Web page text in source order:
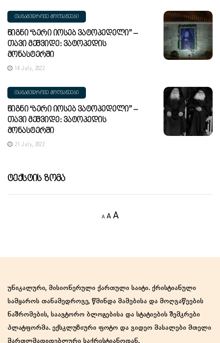
ᲗᲐᲜᲐᲛᲔᲓᲠᲝᲕᲔ ᲛᲝᲦᲕᲐᲬᲔᲔᲑᲘ
Წიგნი “ბერი Იოსებ Ვატოპედელი” –
Თავი Მეშვიდე: Ვატოპედის
Მონასტერში
14 July, 2022
ᲗᲐᲜᲐᲛᲔᲓᲠᲝᲕᲔ ᲛᲝᲦᲕᲐᲬᲔᲔᲑᲘ
Წიგნი “ბერი Იოსებ Ვატოპედელი” –
Თავი Მეშვიდე: Ვატოპედის
Მონასტერში
21 July, 2022
Ტექსტის Ზომა
A
Decrease
A Reset
AIncrease
უნიკალური, მისიონერული ქართული საიტი. ქრისტიანული
სამყაროს თანამედროვე, წმინდა მამებისა და მოღვაწეების
ნაშრომების, საავტორო ბლოგებისა და სტატიების შემკრები
პლატფორმა. ექსკლუზიური ფოტო და ვიდეო მასალები მთელი
მართლმადიდებლური საქრისტიანოდან.